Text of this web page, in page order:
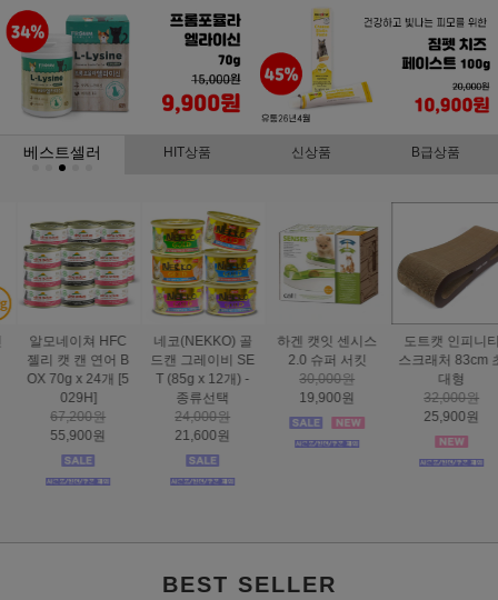
베스트셀러 HIT상품 신상품 B급상품
하겐 캣잇 센시스
2.0 슈퍼 서킷
30,000원
19,900원
도트캣 인피니티
스크래처 83cm 초
대형
32,000원
25,900원
스마트하트 골드
나인케어 캣 피부&
피모 6kg
60,000원
49,000원
도트캣 스크래처
집콕 TV
16,000원
12,900원
BEST SELLER